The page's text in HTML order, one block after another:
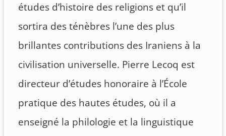
études d’histoire des religions et qu’il
sortira des ténèbres l’une des plus
brillantes contributions des Iraniens à la
civilisation universelle. Pierre Lecoq est
directeur d’études honoraire à l’École
pratique des hautes études, où il a
enseigné la philologie et la linguistique